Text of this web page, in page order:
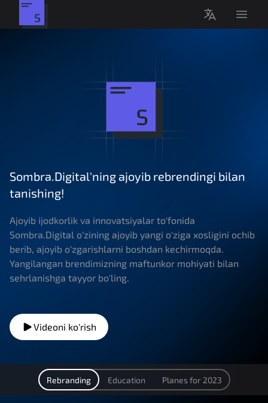
O'zbekchaOpen
Sombra.Digital'ning ajoyib rebrendingi bilan
tanishing!
Ajoyib ijodkorlik va innovatsiyalar to'fonida
Sombra.Digital o'zining ajoyib yangi o'ziga xosligini ochib
berib, ajoyib o'zgarishlarni boshdan kechirmoqda.
Yangilangan brendimizning maftunkor mohiyati bilan
sehrlanishga tayyor bo'ling.
Videoni ko'rish
Rebranding Education Planes for 2023